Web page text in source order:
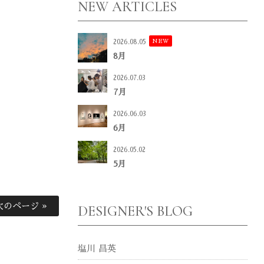
のページ »
NEW ARTICLES
2026.08.05 NEW
8月
2026.07.03
7月
2026.06.03
6月
2026.05.02
5月
DESIGNER'S BLOG
塩川 昌英